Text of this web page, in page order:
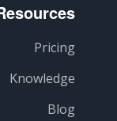
Pricing
Knowledge
Blog